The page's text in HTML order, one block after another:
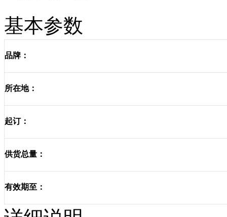
基本参数
品牌：
所在地：
起订：
供货总量：
有效期至：